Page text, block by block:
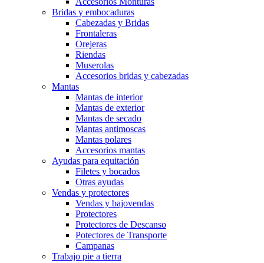
Bridas y embocaduras
Cabezadas y Bridas
Frontaleras
Orejeras
Riendas
Muserolas
Accesorios bridas y cabezadas
Mantas
Mantas de interior
Mantas de exterior
Mantas de secado
Mantas antimoscas
Mantas polares
Accesorios mantas
Ayudas para equitación
Filetes y bocados
Otras ayudas
Vendas y protectores
Vendas y bajovendas
Protectores
Protectores de Descanso
Potectores de Transporte
Campanas
Trabajo pie a tierra